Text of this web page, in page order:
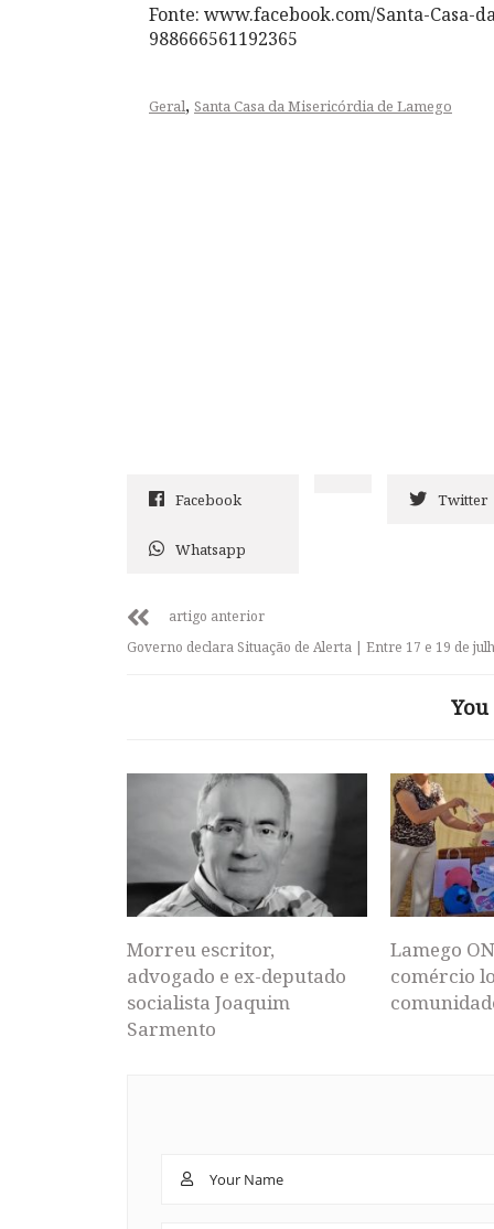
Fonte: www.facebook.com/Santa-Casa-
988666561192365
Geral, Santa Casa da Misericórdia de Lamego
Facebook Twitter
Whatsapp
artigo anterior
Governo declara Situação de Alerta | Entre 17 e 19 de
Morreu escritor,
advogado e ex-deputado
socialista Joaquim
Sarmento
Lamego
comércio